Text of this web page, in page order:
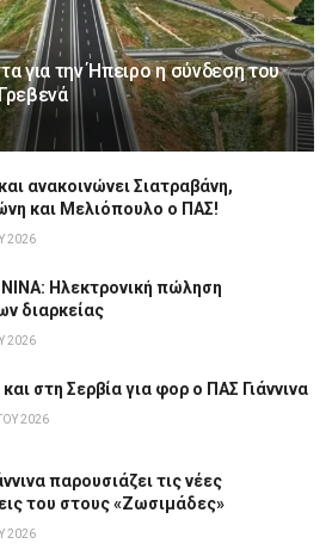
για την Ήπειρο η σύνδεση του
ανακοινώνει Σιατραβάνη,
και Μελιόπουλο ο ΠΑΣ!
2026
Hλεκτρονική πώληση
διαρκείας
2026
και στη Σερβία για φορ ο ΠΑΣ Γιάννινα
2026
παρουσιάζει τις νέες
του στους «Ζωσιμάδες»
2026